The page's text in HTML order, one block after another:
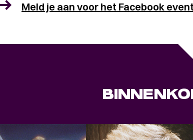
Meld je aan voor het Facebook event